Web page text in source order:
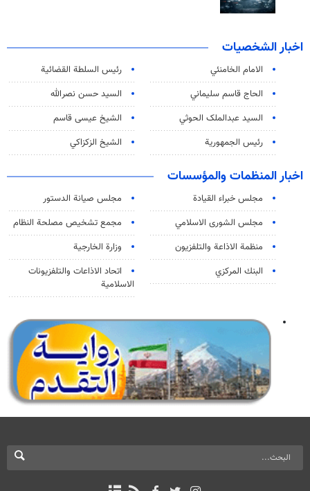
اخبار الشخصيات
الامام الخامنئي
رئیس السلطة القضائیة
الحاج قاسم سليماني
السيد حسن نصرالله
السید عبدالملک الحوثي
الشيخ عيسى قاسم
رئيس الجمهورية
الشيخ الزكزاكي
اخبار المنظمات والمؤسسات
مجلس خبراء القيادة
مجلس صيانة الدستور
مجلس الشورى الاسلامي
مجمع تشخيص مصلحة النظام
منظمة الاذاعة والتلفزیون
وزارة الخارجية
البنك المركزي
اتحاد الاذاعات والتلفزيونات
الاسلامية